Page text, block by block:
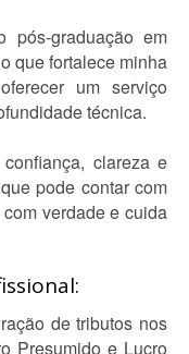
pós-graduação em
que fortalece minha
um serviço
técnica.
clareza e
pode contar com
verdade e cuida
de tributos nos
Presumido e Lucro